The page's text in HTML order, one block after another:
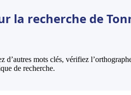
la recherche de
d’autres mots clés, vérifiez
de recherche.